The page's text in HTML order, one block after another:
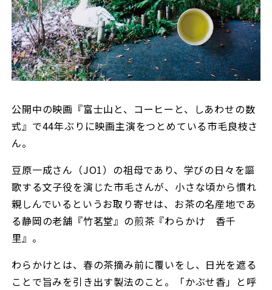
公開中の映画『富士山と、コーヒーと、しあわせの数
式』で44年ぶりに映画主演をつとめている市毛良枝さ
ん。
豆原一成さん（JO1）の祖母であり、学びの日々を謳
歌する文子役を演じた市毛さんが、小さな頃から慣れ
親しんでいるというお取り寄せは、お茶の名産地であ
る静岡の老舗『竹茗堂』の煎茶『わらかけ 香千
里』。
わらかけとは、春の茶摘み前に覆いをし、日光を遮る
ことで旨みを引き出す製法のこと。「かぶせ香」と呼